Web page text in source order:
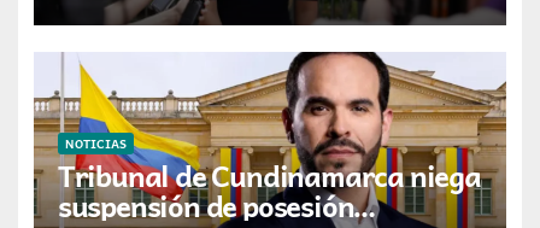
NOTICIAS
Tribunal de Cundinamarca niega
suspensión de posesión